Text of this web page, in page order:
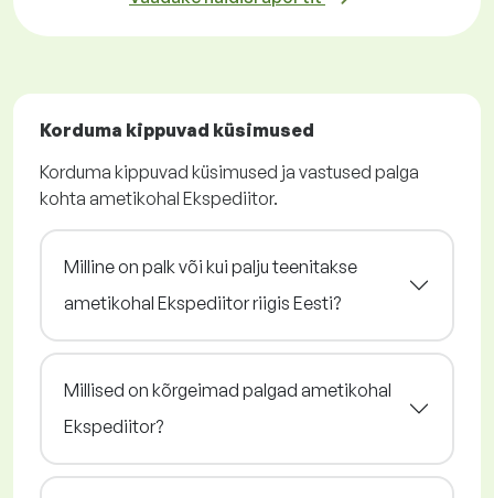
Korduma kippuvad küsimused
Korduma kippuvad küsimused ja vastused palga
kohta ametikohal Ekspediitor.
Milline on palk või kui palju teenitakse
ametikohal Ekspediitor riigis Eesti?
Millised on kõrgeimad palgad ametikohal
Ekspediitor?